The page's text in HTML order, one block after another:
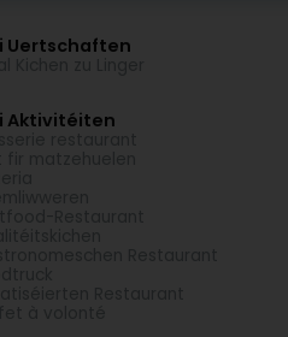
Uertschaften
Aktivitéiten